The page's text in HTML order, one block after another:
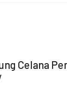
Celana